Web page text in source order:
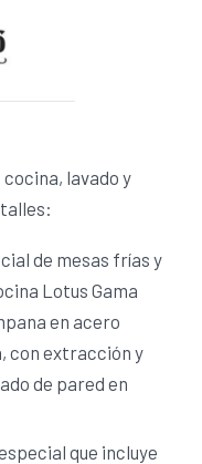
lavado y
de mesas frías y
Lotus Gama
en acero
con extracción y
de pared en
que incluye